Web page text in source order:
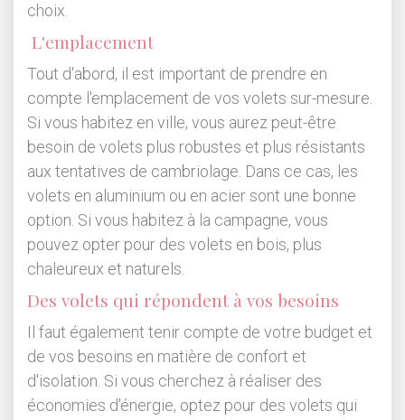
choix.
L'emplacement
Tout d'abord, il est important de prendre en
compte l'emplacement de vos volets sur-mesure.
Si vous habitez en ville, vous aurez peut-être
besoin de volets plus robustes et plus résistants
aux tentatives de cambriolage. Dans ce cas, les
volets en aluminium ou en acier sont une bonne
option. Si vous habitez à la campagne, vous
pouvez opter pour des volets en bois, plus
chaleureux et naturels.
Des volets qui répondent à vos besoins
Il faut également tenir compte de votre budget et
de vos besoins en matière de confort et
d'isolation. Si vous cherchez à réaliser des
économies d'énergie, optez pour des volets qui